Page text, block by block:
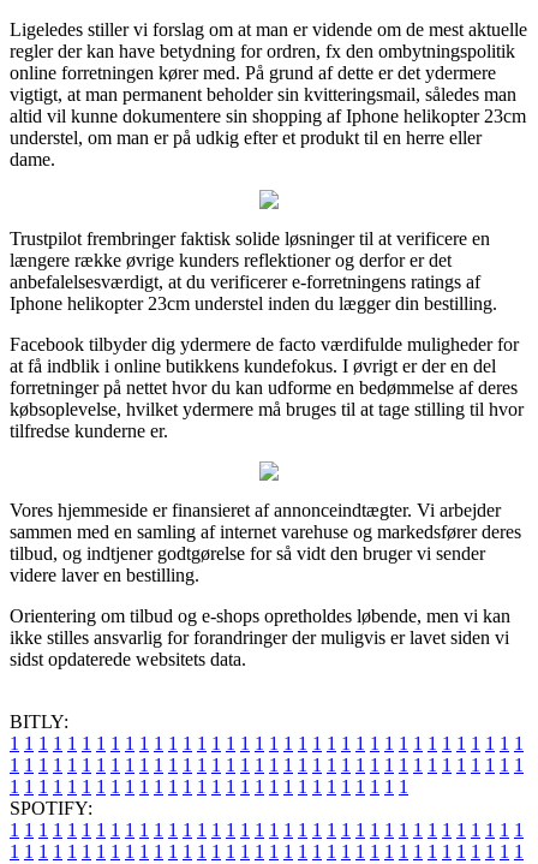
Ligeledes stiller vi forslag om at man er vidende om de mest aktuelle
regler der kan have betydning for ordren, fx den ombytningspolitik
online forretningen kører med. På grund af dette er det ydermere
vigtigt, at man permanent beholder sin kvitteringsmail, således man
altid vil kunne dokumentere sin shopping af Iphone helikopter 23cm
understel, om man er på udkig efter et produkt til en herre eller
dame.
Trustpilot frembringer faktisk solide løsninger til at verificere en
længere række øvrige kunders reflektioner og derfor er det
anbefalelsesværdigt, at du verificerer e-forretningens ratings af
Iphone helikopter 23cm understel inden du lægger din bestilling.
Facebook tilbyder dig ydermere de facto værdifulde muligheder for
at få indblik i online butikkens kundefokus. I øvrigt er der en del
forretninger på nettet hvor du kan udforme en bedømmelse af deres
købsoplevelse, hvilket ydermere må bruges til at tage stilling til hvor
tilfredse kunderne er.
Vores hjemmeside er finansieret af annonceindtægter. Vi arbejder
sammen med en samling af internet varehuse og markedsfører deres
tilbud, og indtjener godtgørelse for så vidt den bruger vi sender
videre laver en bestilling.
Orientering om tilbud og e-shops opretholdes løbende, men vi kan
ikke stilles ansvarlig for forandringer der muligvis er lavet siden vi
sidst opdaterede websitets data.
BITLY:
1 1 1 1 1 1 1 1 1 1 1 1 1 1 1 1 1 1 1 1 1 1 1 1 1 1 1 1 1 1 1 1 1 1 1 1
1 1 1 1 1 1 1 1 1 1 1 1 1 1 1 1 1 1 1 1 1 1 1 1 1 1 1 1 1 1 1 1 1 1 1 1
1 1 1 1 1 1 1 1 1 1 1 1 1 1 1 1 1 1 1 1 1 1 1 1 1 1 1 1
SPOTIFY:
1 1 1 1 1 1 1 1 1 1 1 1 1 1 1 1 1 1 1 1 1 1 1 1 1 1 1 1 1 1 1 1 1 1 1 1
1 1 1 1 1 1 1 1 1 1 1 1 1 1 1 1 1 1 1 1 1 1 1 1 1 1 1 1 1 1 1 1 1 1 1 1